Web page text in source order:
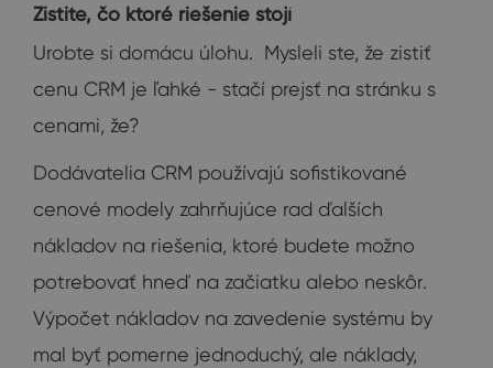
Zistite, čo ktoré riešenie stojí
Urobte si domácu úlohu. Mysleli ste, že zistiť
cenu CRM je ľahké - stačí prejsť na stránku s
cenami, že?
Dodávatelia CRM používajú sofistikované
cenové modely zahrňujúce rad ďalších
nákladov na riešenia, ktoré budete možno
potrebovať hneď na začiatku alebo neskôr.
Výpočet nákladov na zavedenie systému by
mal byť pomerne jednoduchý, ale náklady,